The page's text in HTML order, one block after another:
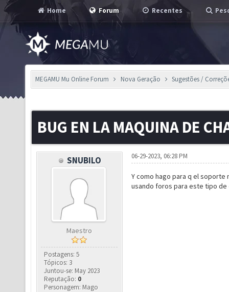
Home Forum Recentes
MEGAMU Mu Online Forum Nova Geração Sugestões /
BUG EN LA MAQUINA DE
SNUBILO
Maestro
Postagens: 5
Tópicos: 3
Juntou-se: May 2023
Reputação: 0
Personagem: Mago
06-29-2023, 06:28 PM
Y como hago para q el soporte
usando foros para este tipo de